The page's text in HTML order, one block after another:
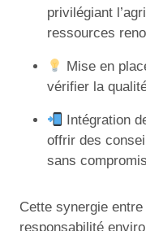
privilégiant
ressources
Mise en
vérifier la
Intégration
offrir des
sans
Cette synergie
responsabilité